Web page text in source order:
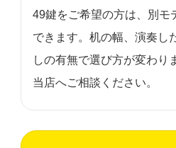
49鍵をご希望の方は、別モ
できます。机の幅、演奏し
しの有無で選び方が変わり
当店へご相談ください。